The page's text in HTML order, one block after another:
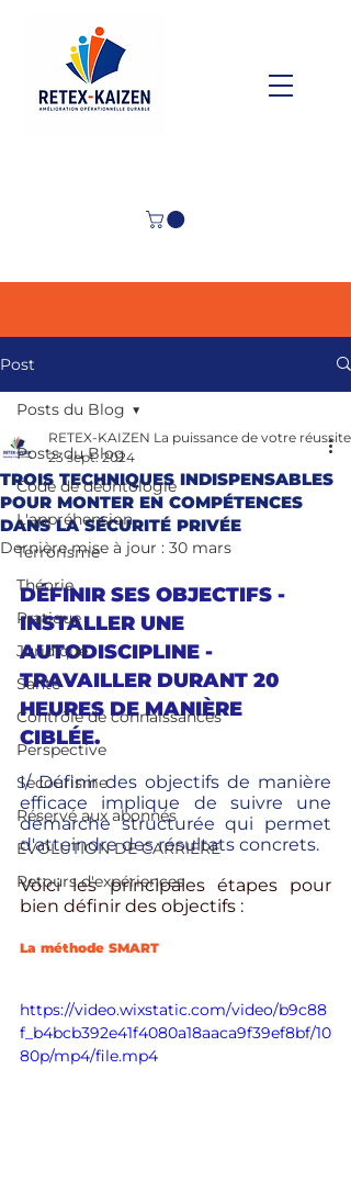
Post
Posts du Blog
Code de déontologie
L'appréhension
Terrorisme
Théorie
Pratique
Juridique
Santé
Contrôle de connaissances
Perspective
Secourisme
Réservé aux abonnés
ÉVOLUTION DE CARRIÈRE
Retours d'expériences
Posts du Blog
TROIS TECHNIQUES INDISPENSABLES
POUR MONTER EN COMPÉTENCES
DANS LA SÉCURITÉ PRIVÉE
RETEX-KAIZEN La puissance de votre réussite
23 sept. 2024
Dernière mise à jour : 30 mars
DÉFINIR SES OBJECTIFS -
INSTALLER UNE
AUTODISCIPLINE -
TRAVAILLER DURANT 20
HEURES DE MANIÈRE
CIBLÉE.
I/ Définir des objectifs de manière
efficace implique de suivre une
démarche structurée qui permet
d'atteindre des résultats concrets.
Voici les principales étapes pour
bien définir des objectifs :
La méthode SMART
https://video.wixstatic.com/video/b9c88
f_b4bcb392e41f4080a18aaca9f39ef8bf/10
80p/mp4/file.mp4